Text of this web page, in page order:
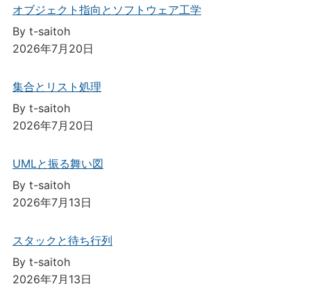
オブジェクト指向とソフトウェア工学
By t-saitoh
2026年7月20日
集合とリスト処理
By t-saitoh
2026年7月20日
UMLと振る舞い図
By t-saitoh
2026年7月13日
スタックと待ち行列
By t-saitoh
2026年7月13日